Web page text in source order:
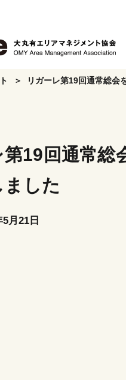
リガーレ第19回通常総会
第19回通常総
した
月21日